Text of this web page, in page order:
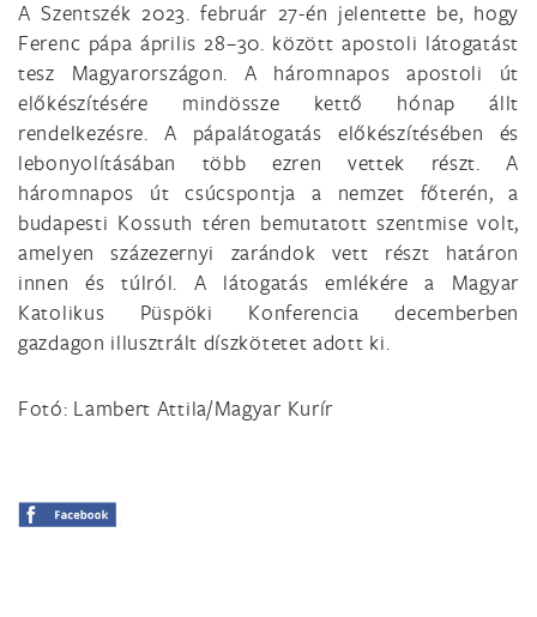
A Szentszék 2023. február 27-én jelentette be, hogy
Ferenc pápa április 28–30. között apostoli látogatást
tesz Magyarországon. A háromnapos apostoli út
előkészítésére mindössze kettő hónap állt
rendelkezésre. A pápalátogatás előkészítésében és
lebonyolításában több ezren vettek részt. A
háromnapos út csúcspontja a nemzet főterén, a
budapesti Kossuth téren bemutatott szentmise volt,
amelyen százezernyi zarándok vett részt határon
innen és túlról. A látogatás emlékére a Magyar
Katolikus Püspöki Konferencia decemberben
gazdagon illusztrált díszkötetet adott ki.
Fotó: Lambert Attila/Magyar Kurír